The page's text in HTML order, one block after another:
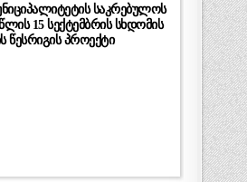
საკრებულოს
15 სექტემბრის სხდომის
წესრიგის პროექტი